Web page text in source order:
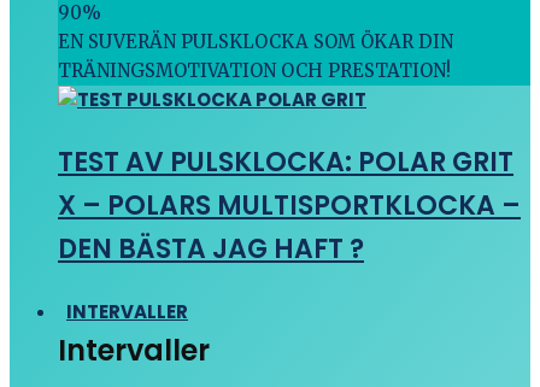
90%
EN SUVERÄN PULSKLOCKA SOM ÖKAR DIN
TRÄNINGSMOTIVATION OCH PRESTATION!
TEST AV PULSKLOCKA: POLAR GRIT
X – POLARS MULTISPORTKLOCKA –
DEN BÄSTA JAG HAFT ?
INTERVALLER
Intervaller